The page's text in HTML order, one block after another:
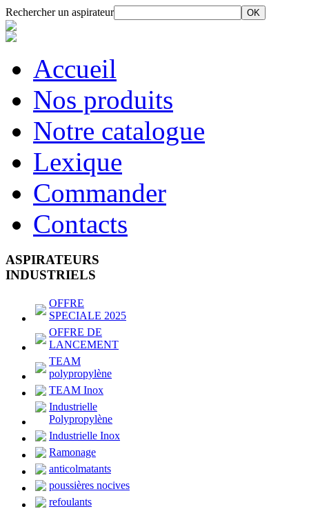
Rechercher un aspirateur
Accueil
Nos produits
Notre catalogue
Lexique
Commander
Contacts
ASPIRATEURS
INDUSTRIELS
OFFRE
SPECIALE 2025
OFFRE DE
LANCEMENT
TEAM
polypropylène
TEAM Inox
Industrielle
Polypropylène
Industrielle Inox
Ramonage
anticolmatants
poussières nocives
refoulants